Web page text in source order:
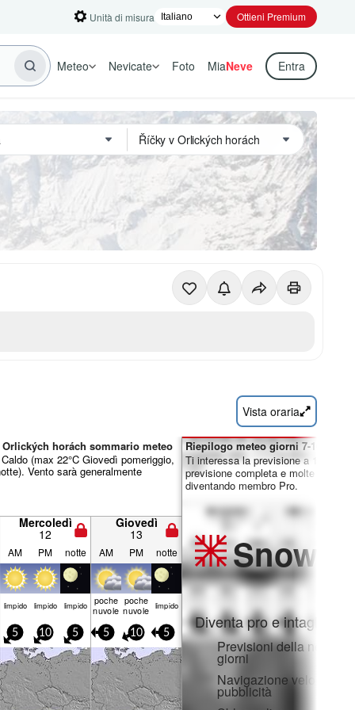
Unità di misura Ottieni Premium
Meteo Nevicate Foto MiaNeve Entra
Vista oraria
horách sommario meteo
(max 22°C Giovedì pomeriggio,
Vento sarà generalmente
Mercoledì
12
Giovedì
13
AM PM notte AM PM notte
limp­ido limp­ido limp­ido poche
nuvole
poche
nuvole limp­ido
5 10 5 5 10 5
Riepilogo meteo giorni 7-16:
Ti interessa la previsione a 16
previsione completa e molte altre
diventando membro Pro.
Snow
Diventa pro e intaglia:
Previsioni della neve
giorni
Navigazione veloce
pubblicità